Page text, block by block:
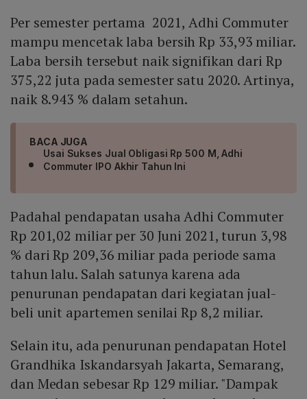
Per semester pertama 2021, Adhi Commuter
mampu mencetak laba bersih Rp 33,93 miliar.
Laba bersih tersebut naik signifikan dari Rp
375,22 juta pada semester satu 2020. Artinya,
naik 8.943 % dalam setahun.
BACA JUGA
Usai Sukses Jual Obligasi Rp 500 M, Adhi
Commuter IPO Akhir Tahun Ini
Padahal pendapatan usaha Adhi Commuter
Rp 201,02 miliar per 30 Juni 2021, turun 3,98
% dari Rp 209,36 miliar pada periode sama
tahun lalu. Salah satunya karena ada
penurunan pendapatan dari kegiatan jual-
beli unit apartemen senilai Rp 8,2 miliar.
Selain itu, ada penurunan pendapatan Hotel
Grandhika Iskandarsyah Jakarta, Semarang,
dan Medan sebesar Rp 129 miliar. "Dampak